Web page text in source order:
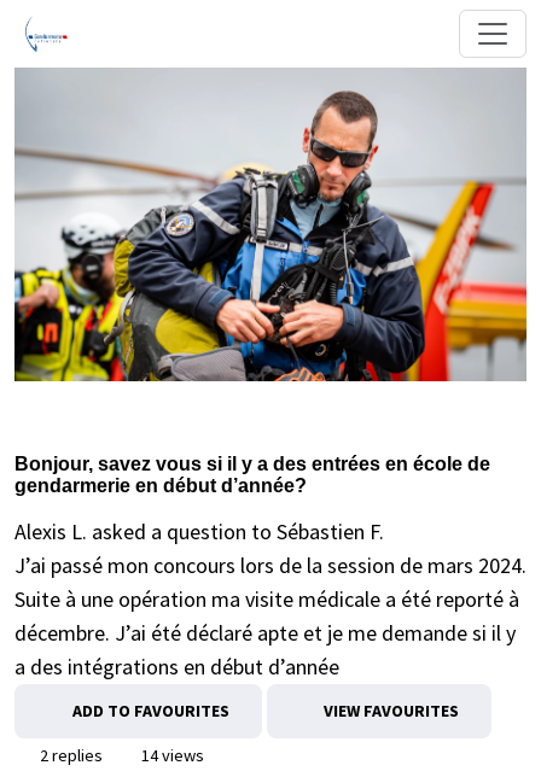
Bonjour, savez vous si il y a des entrées en école de
gendarmerie en début d’année?
Alexis L. asked a question to Sébastien F.
J’ai passé mon concours lors de la session de mars 2024.
Suite à une opération ma visite médicale a été reporté à
décembre. J’ai été déclaré apte et je me demande si il y
a des intégrations en début d’année
ADD TO FAVOURITES VIEW FAVOURITES
2 replies
14 views